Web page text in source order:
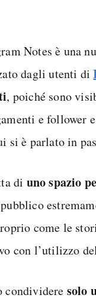
Notes è una
dagli utenti di
, poiché sono
e follower
si è parlato in
di uno spazio
come le
con l’utilizzo
condividere solo